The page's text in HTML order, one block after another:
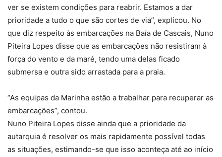
ver se existem condições para reabrir. Estamos a dar
prioridade a tudo o que são cortes de via”, explicou. No
que diz respeito às embarcações na Baía de Cascais, Nuno
Piteira Lopes disse que as embarcações não resistiram à
força do vento e da maré, tendo uma delas ficado
submersa e outra sido arrastada para a praia.
“As equipas da Marinha estão a trabalhar para recuperar as
embarcações”, contou.
Nuno Piteira Lopes disse ainda que a prioridade da
autarquia é resolver os mais rapidamente possível todas
as situações, estimando-se que isso aconteça até ao início